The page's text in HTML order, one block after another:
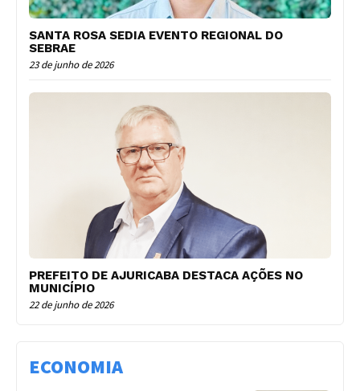
SANTA ROSA SEDIA EVENTO REGIONAL DO
SEBRAE
23 de junho de 2026
PREFEITO DE AJURICABA DESTACA AÇÕES NO
MUNICÍPIO
22 de junho de 2026
ECONOMIA